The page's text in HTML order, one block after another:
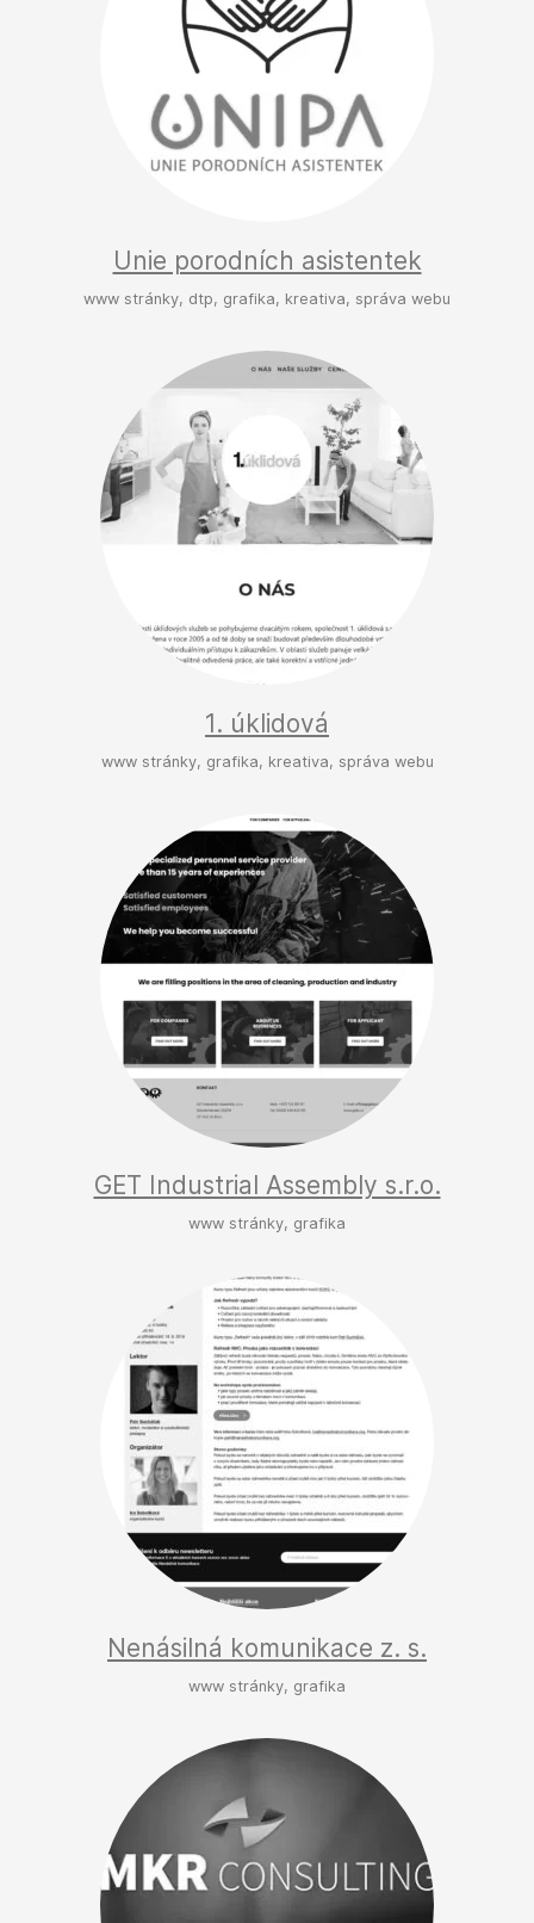
Unie porodních asistentek
www stránky, dtp, grafika, kreativa, správa webu
1. úklidová
www stránky, grafika, kreativa, správa webu
GET Industrial Assembly s.r.o.
www stránky, grafika
Nenásilná komunikace z. s.
www stránky, grafika